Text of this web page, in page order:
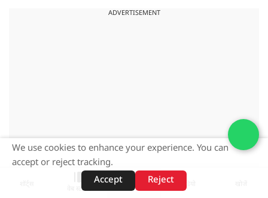
ADVERTISEMENT
ADVERTISEMENT
वेब स्टोरीज़
We use cookies to enhance your experience. You can
accept or reject tracking.
Accept
Reject